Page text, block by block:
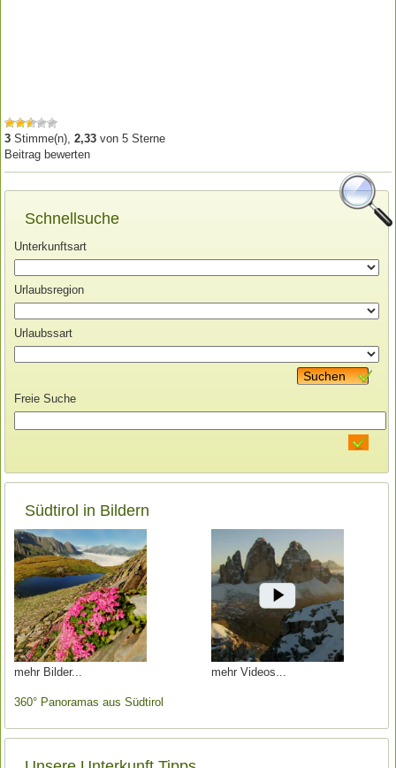
3 Stimme(n),2,33 von5 Sterne
Beitrag bewerten
Schnellsuche
Unterkunftsart
Urlaubsregion
Urlaubssart
Suchen
Freie Suche
Südtirol in Bildern
mehr Bilder mehr Videos
360° Panoramas aus Südtirol